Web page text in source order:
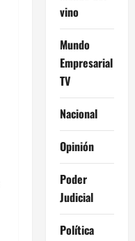
vino
Mundo
Empresarial
TV
Nacional
Opinión
Poder
Judicial
Política